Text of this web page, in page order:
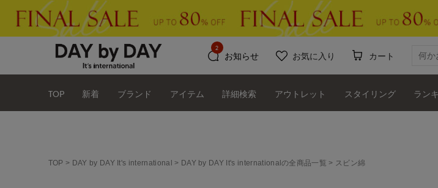
お知らせ
2
お気に入り カート
TOP 新着 ブランド アイテム 詳細検索 アウトレット スタイリング ラン
TOP DAY by DAY It's international DAY by DAY It's internationalの全商品一覧 スビン綿